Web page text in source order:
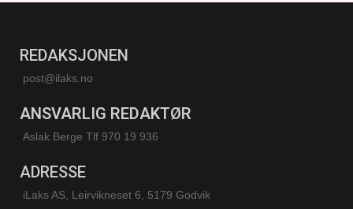
REDAKSJONEN
post@ilaks.no
ANSVARLIG REDAKTØR
Aslak Berge Tlf 970 19 936
ADRESSE
iLaks AS, Leirvikneset 6, 5179 Godvik